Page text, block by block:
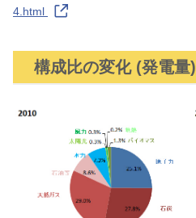
4.html
構成比の変化 (発電量)